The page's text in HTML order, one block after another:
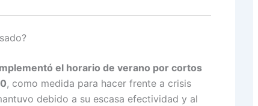
el horario de verano por cortos
, como medida para hacer frente a crisis
debido a su escasa efectividad y al